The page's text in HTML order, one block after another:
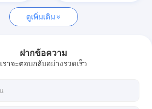
ดูเพิ่มเติม
ฝากข้อความ
เราจะตอบกลับอย่างรวดเร็ว